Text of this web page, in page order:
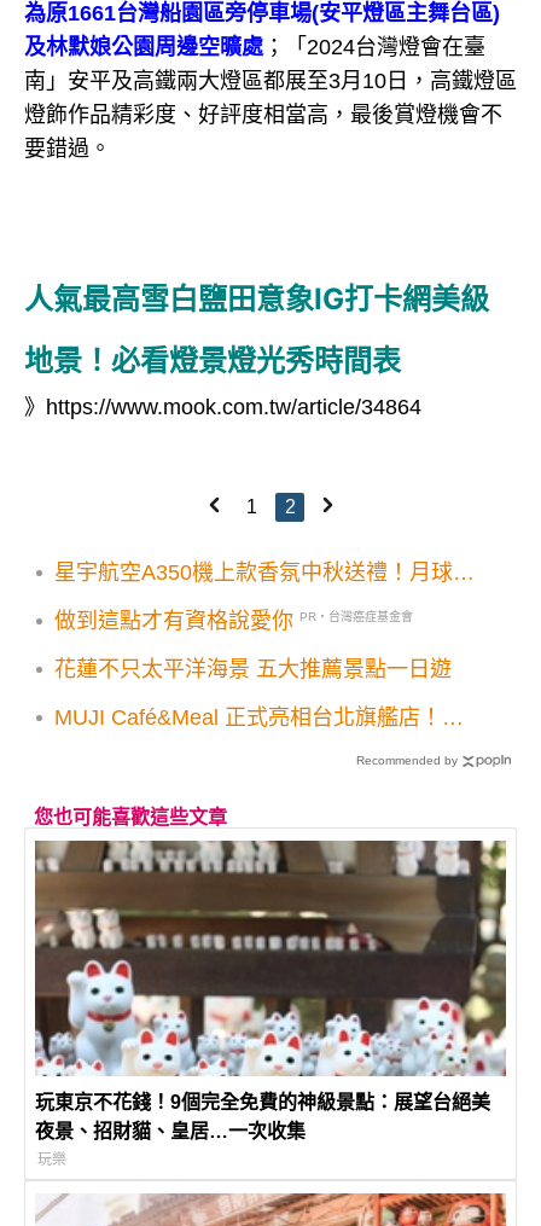
為原1661台灣船園區旁停車場(安平燈區主舞台區)
及林默娘公園周邊空曠處；「2024台灣燈會在臺
南」安平及高鐵兩大燈區都展至3月10日，高鐵燈區
燈飾作品精彩度、好評度相當高，最後賞燈機會不
要錯過。
人氣最高雪白鹽田意象IG打卡網美級
地景！必看燈景燈光秀時間表
》 https://www.mook.com.tw/article/34864
1 2
星宇航空A350機上款香氛中秋送禮！月球概
做到這點才有資格說愛你
PR・台灣癌症基金會
花蓮不只太平洋海景 五大推薦景點一日遊
MUJI Café&Meal 正式亮相台北旗艦店！祭
Recommended by
您也可能喜歡這些文章
玩東京不花錢！9個完全免費的神級景點：展望台絕美
夜景、招財貓、皇居…一次收集
玩樂